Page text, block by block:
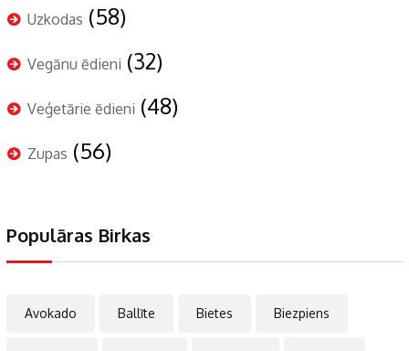
Uzkodas (58)
Vegānu ēdieni (32)
Veģetārie ēdieni (48)
Zupas (56)
Populāras Birkas
Avokado Ballīte Bietes Biezpiens